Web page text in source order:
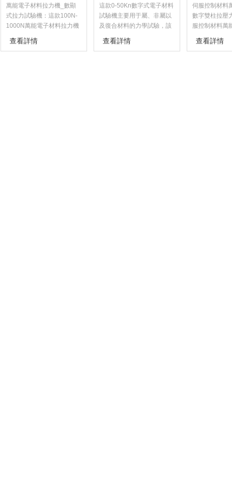
顯式拉力試驗機
萬能電子材料拉力機_數顯
式拉力試驗機：這款100N-
1000N萬能電子材料拉力機
具有應力、應變、荷重、位
移四種閉環控制方式，可求
查看詳情
試驗機
這款0-50Kn數字式電子材料
試驗機主要用于屬、非屬以
及復合材料的力學試驗，該
機采用四立柱雙絲杠結構，
經減速系統驅動滾珠絲杠進
查看詳情
機_數字雙
伺服控制材料
數字雙柱拉壓
服控制材料萬
種通用性較強
通過改擴展裝
查看詳情